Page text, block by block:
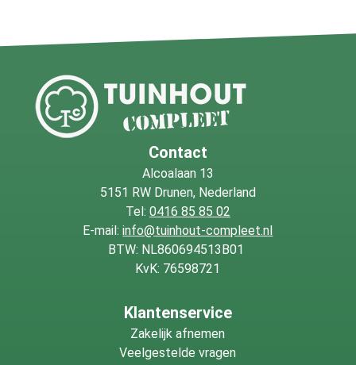
Contact
Alcoalaan 13
5151 RW Drunen, Nederland
Tel: 0416 85 85 02
E-mail:info@tuinhout-compleet.nl
BTW: NL860694513B01
KvK: 76598721
Klantenservice
Zakelijk afnemen
Veelgestelde vragen